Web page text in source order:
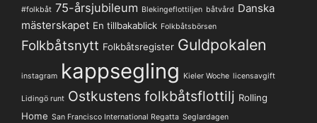
#folkbåt 75-årsjubileum Blekingeflottiljen båtvård Danska
mästerskapet En tillbakablick Folkbåtsbörsen
Folkbåtsnytt Folkbåtsregister Guldpokalen
instagram kappsegling Kieler Woche licensavgift
Lidingö runt Ostkustens folkbåtsflottilj Rolling
Home San Francisco International Regatta Seglardagen